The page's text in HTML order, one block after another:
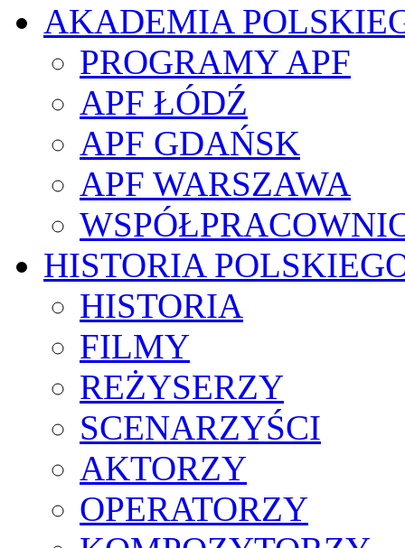
AKADEMIA
PROGRAMY APF
APF ŁÓDŹ
APF GDAŃSK
APF WARSZAWA
HISTORIA
HISTORIA
FILMY
REŻYSERZY
SCENARZYŚCI
AKTORZY
OPERATORZY